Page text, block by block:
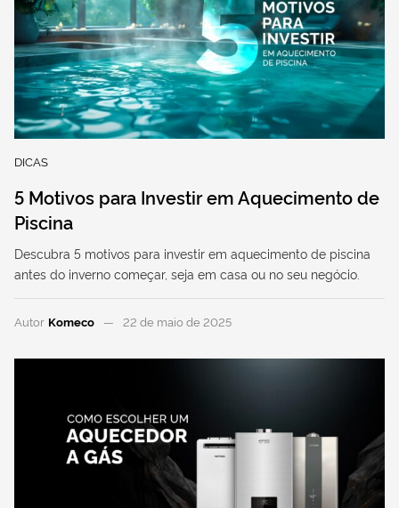
DICAS
5 Motivos para Investir em Aquecimento de
Piscina
Descubra 5 motivos para investir em aquecimento de piscina
antes do inverno começar, seja em casa ou no seu negócio.
Autor Komeco 22 de maio de 2025